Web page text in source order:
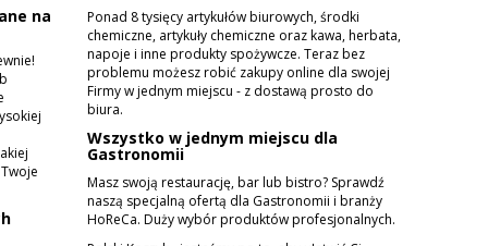
na
Ponad 8 tysięcy artykułów biurowych, środki
chemiczne, artykuły chemiczne oraz kawa, herbata,
napoje i inne produkty spożywcze. Teraz bez
problemu możesz robić zakupy online dla swojej
Firmy w jednym miejscu - z dostawą prosto do
biura.
Wszystko w jednym miejscu dla
Gastronomii
Masz swoją restaurację, bar lub bistro? Sprawdź
naszą specjalną ofertą dla Gastronomii i branży
HoReCa. Duży wybór produktów profesjonalnych.